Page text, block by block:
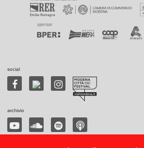
social
archivio